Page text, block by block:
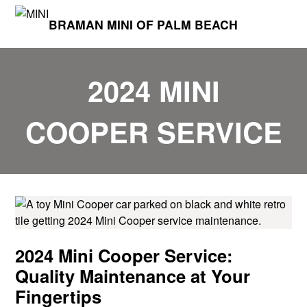
BRAMAN MINI OF PALM BEACH
2024 MINI
COOPER SERVICE
2024 Mini Cooper Service:
Quality Maintenance at Your
Fingertips